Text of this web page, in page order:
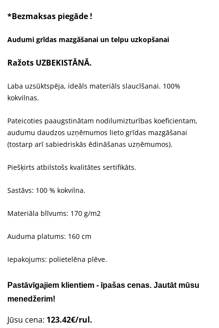
*Bezmaksas piegāde !
Audumi grīdas mazgāšanai un telpu uzkopšanai
Ražots UZBEKISTĀNĀ.
Laba uzsūktspēja, ideāls materiāls slaucīšanai. 100%
kokvilnas.
Pateicoties paaugstinātam nodilumizturības koeficientam,
audumu daudzos uzņēmumos lieto grīdas mazgāšanai
(tostarp arī sabiedriskās ēdināšanas uzņēmumos).
Piešķirts atbilstošs kvalitātes sertifikāts.
Sastāvs: 100 % kokvilna.
Materiāla blīvums: 170 g/m2
Auduma platums: 160 cm
Iepakojums: polietelēna plēve.
Pastāvīgajiem klientiem - īpašas cenas. Jautāt mūsu
menedžerim!
Jūsu cena: 123.42€/rul.